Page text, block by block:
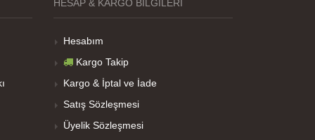
HESAP & KARGO BILGILERI
Hesabım
Kargo Takip
Kargo & İptal ve İade
Satış Sözleşmesi
Üyelik Sözleşmesi